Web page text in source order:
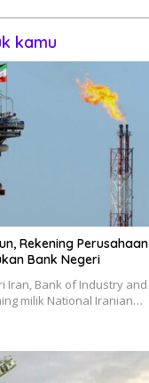
kamu
Rekening Perusahaan
Bank Negeri
Iran, Bank of Industry and
milik National Iranian…